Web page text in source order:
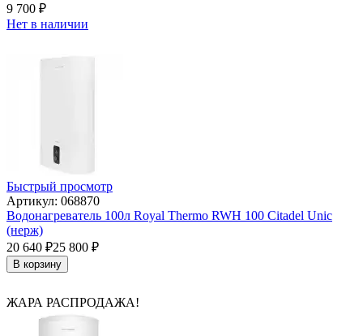
9 700 ₽
Нет в наличии
Быстрый просмотр
Артикул: 068870
Водонагреватель 100л Royal Thermo RWH 100 Citadel Unic
(нерж)
20 640 ₽25 800 ₽
В корзину
ЖАРА РАСПРОДАЖА!